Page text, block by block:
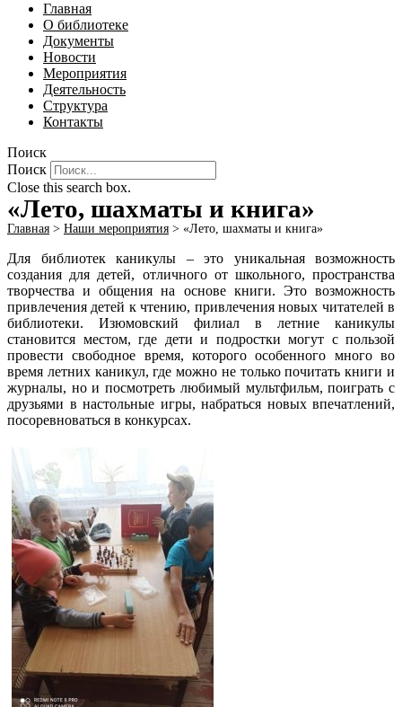
Главная
О библиотеке
Документы
Новости
Мероприятия
Деятельность
Структура
Контакты
Поиск
Поиск
Close this search box.
«Лето, шахматы и книга»
Главная > Наши мероприятия > «Лето, шахматы и книга»
Для библиотек каникулы – это уникальная возможность
создания для детей, отличного от школьного, пространства
творчества и общения на основе книги. Это возможность
привлечения детей к чтению, привлечения новых читателей в
библиотеки. Изюмовский филиал в летние каникулы
становится местом, где дети и подростки могут с пользой
провести свободное время, которого особенного много во
время летних каникул, где можно не только почитать книги и
журналы, но и посмотреть любимый мультфильм, поиграть с
друзьями в настольные игры, набраться новых впечатлений,
посоревноваться в конкурсах.